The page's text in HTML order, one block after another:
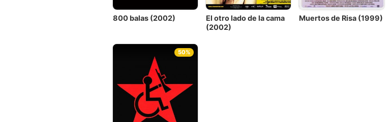
800 balas (2002)
El otro lado de la cama
(2002)
Muertos de Risa (1999)
50%